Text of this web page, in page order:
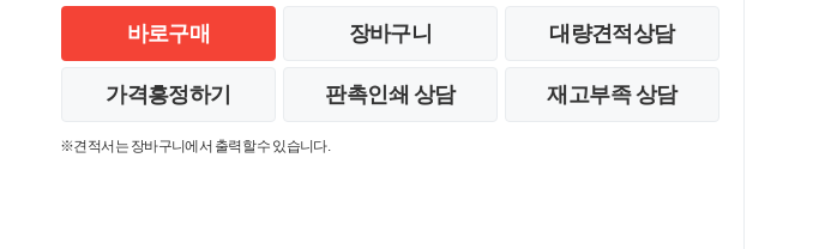
바로구매 장바구니 대량견적상담
가격흥정하기 판촉인쇄 상담 재고부족 상담
※견적서는 장바구니에서 출력할 수 있습니다.